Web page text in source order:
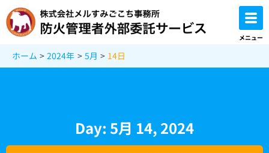
容
を
メニュー
ホーム 2024年 5月 14日
Day: 5月 14, 2024